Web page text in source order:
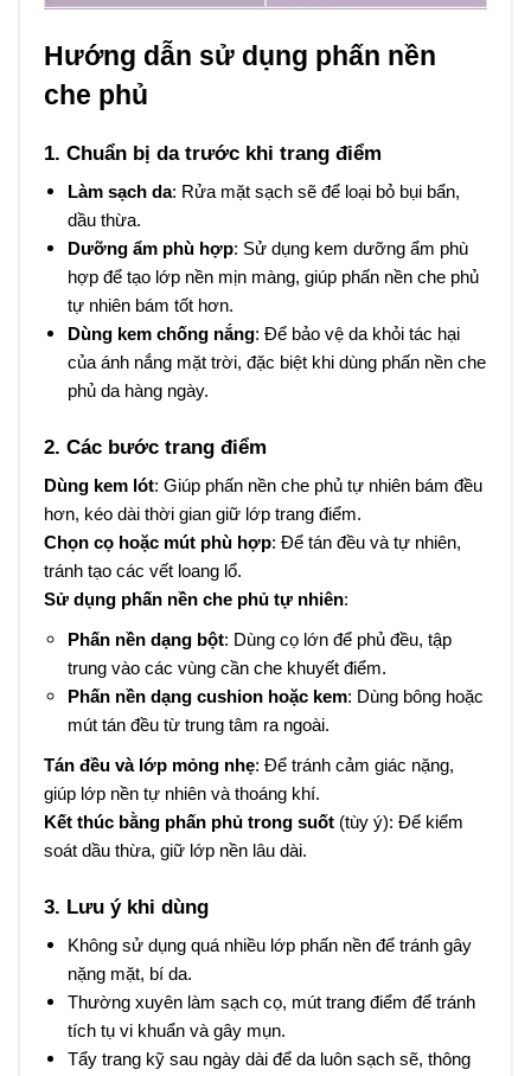
Hướng dẫn sử dụng phấn nền
che phủ
1. Chuẩn bị da trước khi trang điểm
Làm sạch da: Rửa mặt sạch sẽ để loại bỏ bụi bẩn,
dầu thừa.
Dưỡng ẩm phù hợp: Sử dụng kem dưỡng ẩm phù
hợp để tạo lớp nền mịn màng, giúp phấn nền che phủ
tự nhiên bám tốt hơn.
Dùng kem chống nắng: Để bảo vệ da khỏi tác hại
của ánh nắng mặt trời, đặc biệt khi dùng phấn nền che
phủ da hàng ngày.
2. Các bước trang điểm
Dùng kem lót: Giúp phấn nền che phủ tự nhiên bám đều
hơn, kéo dài thời gian giữ lớp trang điểm.
Chọn cọ hoặc mút phù hợp: Để tán đều và tự nhiên,
tránh tạo các vết loang lổ.
Sử dụng phấn nền che phủ tự nhiên:
Phấn nền dạng bột: Dùng cọ lớn để phủ đều, tập
trung vào các vùng cần che khuyết điểm.
Phấn nền dạng cushion hoặc kem: Dùng bông hoặc
mút tán đều từ trung tâm ra ngoài.
Tán đều và lớp mỏng nhẹ: Để tránh cảm giác nặng,
giúp lớp nền tự nhiên và thoáng khí.
Kết thúc bằng phấn phủ trong suốt (tùy ý): Để kiểm
soát dầu thừa, giữ lớp nền lâu dài.
3. Lưu ý khi dùng
Không sử dụng quá nhiều lớp phấn nền để tránh gây
nặng mặt, bí da.
Thường xuyên làm sạch cọ, mút trang điểm để tránh
tích tụ vi khuẩn và gây mụn.
Tẩy trang kỹ sau ngày dài để da luôn sạch sẽ, thông